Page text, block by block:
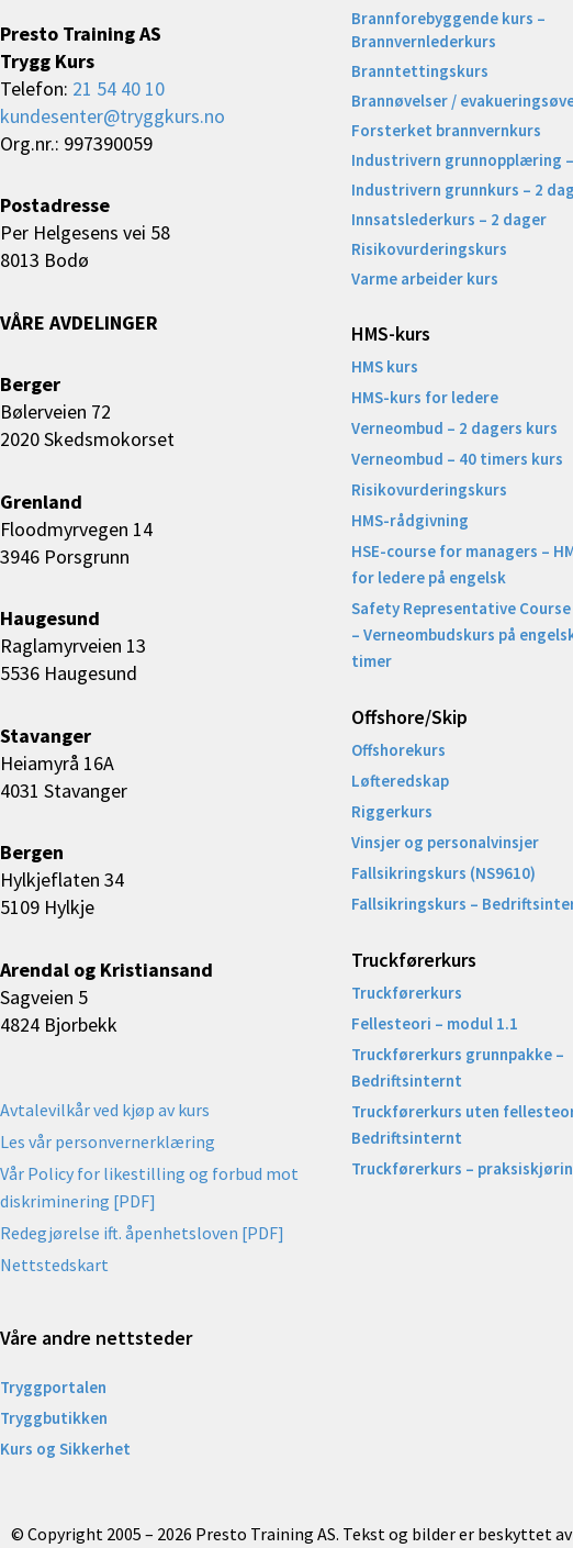
Presto Training AS
Trygg Kurs
Telefon: 21 54 40 10
kundesenter@tryggkurs.no
Org.nr.: 997390059
Postadresse
Per Helgesens vei 58
8013 Bodø
VÅRE AVDELINGER
Berger
Bølerveien 72
2020 Skedsmokorset
Grenland
Floodmyrvegen 14
3946 Porsgrunn
Haugesund
Raglamyrveien 13
5536 Haugesund
Stavanger
Heiamyrå 16A
4031 Stavanger
Bergen
Hylkjeflaten 34
5109 Hylkje
Arendal og Kristiansand
Sagveien 5
4824 Bjorbekk
Avtalevilkår ved kjøp av kurs
Les vår personvernerklæring
Vår Policy for likestilling og forbud mot
diskriminering [PDF]
Redegjørelse ift. åpenhetsloven [PDF]
Nettstedskart
Våre andre nettsteder
Tryggportalen
Tryggbutikken
Kurs og Sikkerhet
Brannforebyggende kurs –
Brannvernlederkurs
Branntettingskurs
Brannøvelser /
Forsterket brannvernkurs
Industrivern grunnopplæring
Industrivern grunnkurs – 2
Innsatslederkurs – 2 dager
Risikovurderingskurs
Varme arbeider kurs
HMS-kurs
HMS kurs
HMS-kurs for ledere
Verneombud – 2 dagers kurs
Verneombud – 40 timers kurs
Risikovurderingskurs
HMS-rådgivning
HSE-course for managers –
for ledere på engelsk
Safety Representative Course
– Verneombudskurs på
timer
Offshore/Skip​
Offshorekurs
Løfteredskap
Riggerkurs
Vinsjer og personalvinsjer
Fallsikringskurs (NS9610)
Fallsikringskurs –
Truckførerkurs
Truckførerkurs
Fellesteori – modul 1.1
Truckførerkurs grunnpakke –
Bedriftsinternt
Truckførerkurs uten
Bedriftsinternt
Truckførerkurs –
© Copyright 2005 – 2026 Presto Training AS. Tekst og bilder er beskyttet